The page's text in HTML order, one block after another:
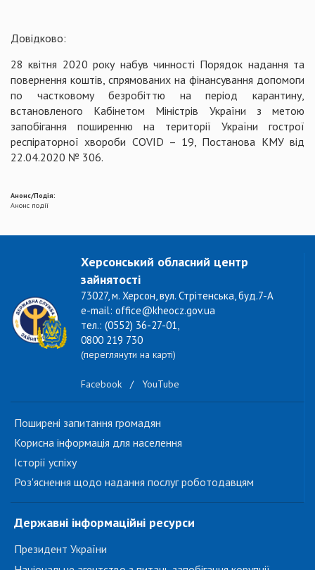
Довідково:
28 квітня 2020 року набув чинності Порядок надання та
повернення коштів, спрямованих на фінансування допомоги
по частковому безробіттю на період карантину,
встановленого Кабінетом Міністрів України з метою
запобігання поширенню на території України гострої
респіраторної хвороби COVID – 19, Постанова КМУ від
22.04.2020 № 306.
Анонс/Подія:
Анонс події
Херсонський обласний центр
зайнятості
73027, м. Херсон, вул. Стрітенська, буд.7-А
e-mail: office@kheocz.gov.ua
тел.: (0552) 36-27-01,
0800 219 730
(переглянути на карті)
Facebook / YouTube
Поширені запитання громадян
Корисна інформація для населення
Історії успіху
Роз'яснення щодо надання послуг роботодавцям
Державні інформаційні ресурси
Президент України